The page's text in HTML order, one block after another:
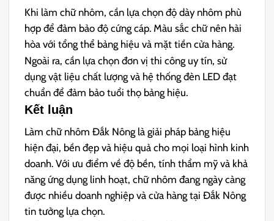
Khi làm chữ nhôm, cần lựa chọn độ dày nhôm phù
hợp để đảm bảo độ cứng cáp. Màu sắc chữ nên hài
hòa với tổng thể bảng hiệu và mặt tiền cửa hàng.
Ngoài ra, cần lựa chọn đơn vị thi công uy tín, sử
dụng vật liệu chất lượng và hệ thống đèn LED đạt
chuẩn để đảm bảo tuổi thọ bảng hiệu.
Kết luận
Làm chữ nhôm Đắk Nông là giải pháp bảng hiệu
hiện đại, bền đẹp và hiệu quả cho mọi loại hình kinh
doanh. Với ưu điểm về độ bền, tính thẩm mỹ và khả
năng ứng dụng linh hoạt, chữ nhôm đang ngày càng
được nhiều doanh nghiệp và cửa hàng tại Đắk Nông
tin tưởng lựa chọn.